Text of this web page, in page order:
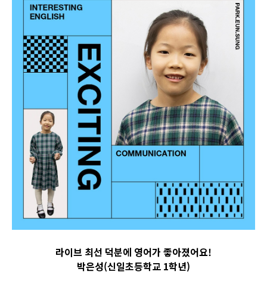
라이브 최선 덕분에 영어가 좋아졌어요!
박은성(신일초등학교 1학년)